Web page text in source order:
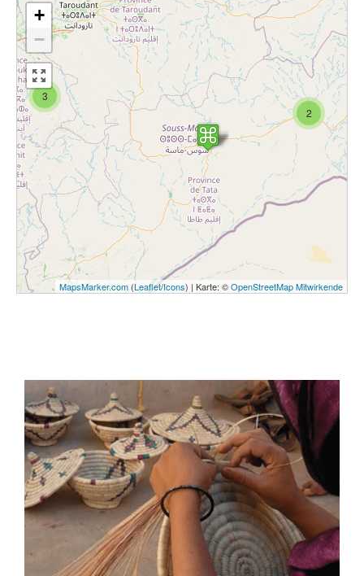
3
2
+
−
MapsMarker.com(Leaflet/Icons) | Karte: ©OpenStreetMap Mitwirkende